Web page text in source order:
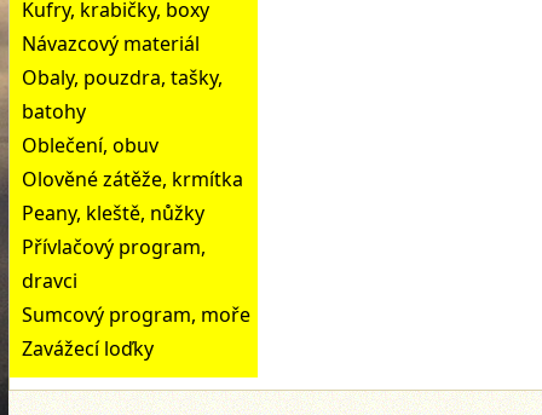
Kufry, krabičky, boxy
Návazcový materiál
Obaly, pouzdra, tašky,
batohy
Oblečení, obuv
Olověné zátěže, krmítka
Peany, kleště, nůžky
Přívlačový program,
dravci
Sumcový program, moře
Zavážecí loďky